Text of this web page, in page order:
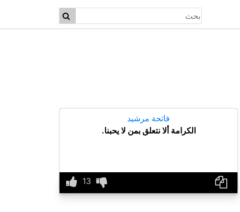
فاتحة مرشيد
الكرامة ألا نتعلق بمن لا يحبنا.